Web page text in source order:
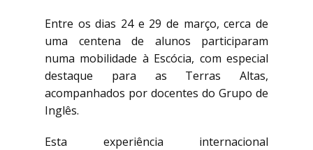
Entre os dias 24 e 29 de março, cerca de
uma centena de alunos participaram
numa mobilidade à Escócia, com especial
destaque para as Terras Altas,
acompanhados por docentes do Grupo de
Inglês.
Esta experiência internacional